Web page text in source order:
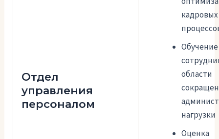
Отдел
управления
персоналом
кадровых
Обучение
области
нагрузки
Оценка